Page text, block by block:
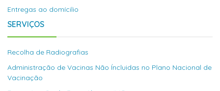
Entregas ao domícilio
SERVIÇOS
Recolha de Radiografias
Administração de Vacinas Não Íncluidas no Plano Nacional de
Vacinação